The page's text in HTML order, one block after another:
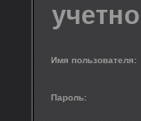
Имя пользователя:
Пароль: